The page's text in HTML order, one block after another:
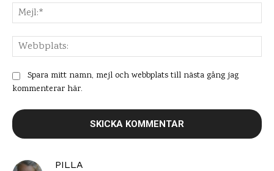
PILLA
Spara mitt namn, mejl och webbplats till nästa gång jag
kommenterar här.